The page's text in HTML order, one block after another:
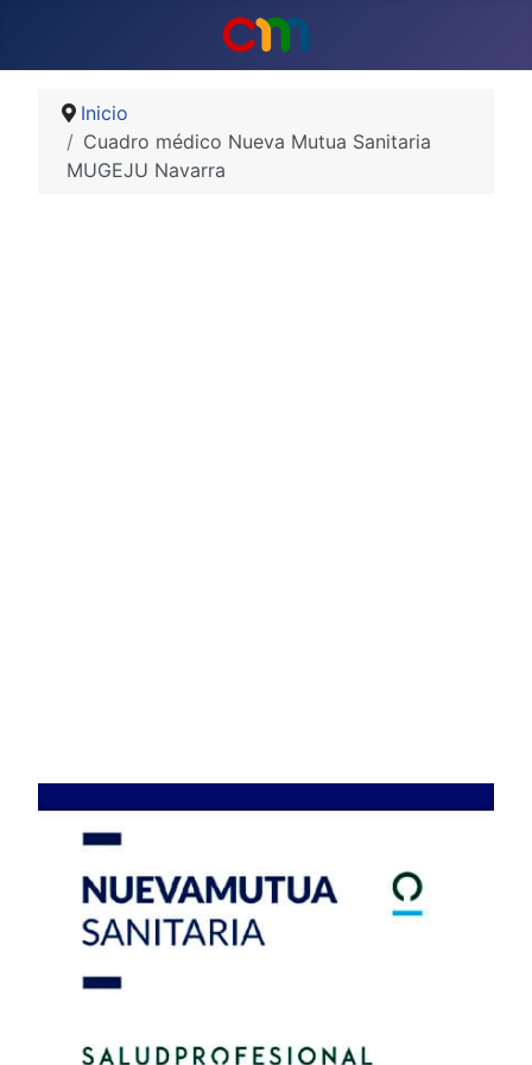
Inicio
Cuadro médico Nueva Mutua Sanitaria
MUGEJU Navarra